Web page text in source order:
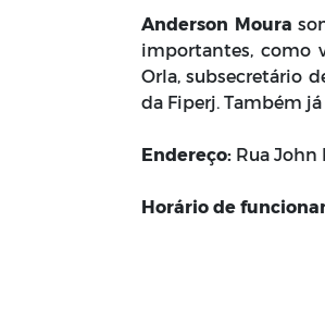
Anderson Moura
importantes, como
Orla, subsecretário
da Fiperj. Também
Endereço: Rua John
Horário de